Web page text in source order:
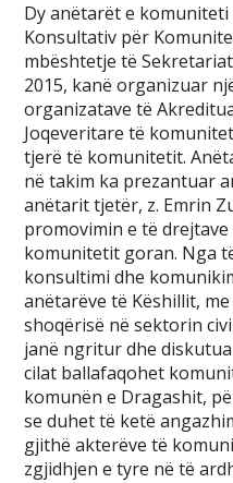
Dy anëtarët e
Konsultativ për
mbështetje të
2015, kanë organizuar
organizatave të
Joqeveritare të
tjerë të komunitetit.
në takim ka prezantuar
anëtarit tjetër, z. Emrin
promovimin e të
komunitetit goran. Nga
konsultimi dhe
anëtarëve të Këshillit,
shoqërisë në sektorin
janë ngritur dhe
cilat ballafaqohet
komunën e Dragashit,
se duhet të ketë
gjithë akterëve të
zgjidhjen e tyre në të